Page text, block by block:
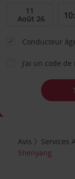
Conducteur
J’ai un code
Avis Services
Shenyang